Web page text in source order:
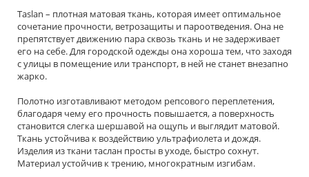
Taslan – плотная матовая ткань, которая имеет оптимальное
сочетание прочности, ветрозащиты и пароотведения. Она не
препятствует движению пара сквозь ткань и не задерживает
его на себе. Для городской одежды она хороша тем, что заходя
с улицы в помещение или транспорт, в ней не станет внезапно
жарко.
Полотно изготавливают методом репсового переплетения,
благодаря чему его прочность повышается, а поверхность
становится слегка шершавой на ощупь и выглядит матовой.
Ткань устойчива к воздействию ультрафиолета и дождя.
Изделия из ткани таслан просты в уходе, быстро сохнут.
Материал устойчив к трению, многократным изгибам.